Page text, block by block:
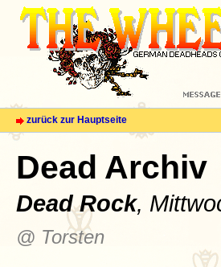
zurück zur Hauptseite
Dead Archiv
Dead Rock,
@ Torsten